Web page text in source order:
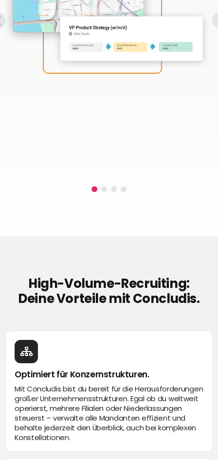
Offene
Stellen
Compliance
Kontakt
Theme-
High-Volume-Recruiting:
Deine Vorteile mit Concludis.
Optimiert für Konzernstrukturen.
Mit Concludis bist du bereit für die Herausforderungen
großer Unternehmensstrukturen. Egal ob du weltweit
operierst, mehrere Filialen oder Niederlassungen
steuerst – verwalte alle Mandanten effizient und
behalte jederzeit den Überblick, auch bei komplexen
Konstellationen.